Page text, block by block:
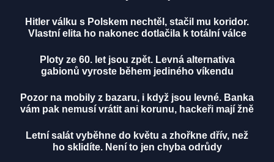
Hitler válku s Polskem nechtěl, stačil mu koridor.
Vlastní elita ho nakonec dotlačila k totální válce
Ploty ze 60. let jsou zpět. Levná alternativa
gabionů vyroste během jediného víkendu
Pozor na mobily z bazaru, i když jsou levné. Banka
vám pak nemusí vrátit ani korunu, hackeři mají žně
Letní salát vyběhne do květu a zhořkne dřív, než
ho sklidíte. Není to jen chyba odrůdy